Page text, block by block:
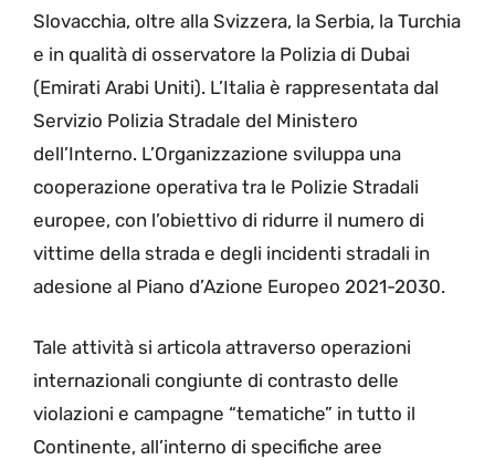
Slovacchia, oltre alla Svizzera, la Serbia, la Turchia
e in qualità di osservatore la Polizia di Dubai
(Emirati Arabi Uniti). L’Italia è rappresentata dal
Servizio Polizia Stradale del Ministero
dell’Interno. L’Organizzazione sviluppa una
cooperazione operativa tra le Polizie Stradali
europee, con l’obiettivo di ridurre il numero di
vittime della strada e degli incidenti stradali in
adesione al Piano d’Azione Europeo 2021-2030.
Tale attività si articola attraverso operazioni
internazionali congiunte di contrasto delle
violazioni e campagne “tematiche” in tutto il
Continente, all’interno di specifiche aree